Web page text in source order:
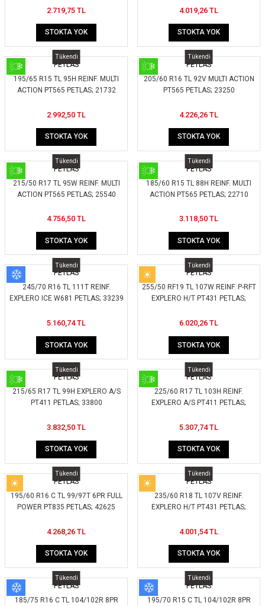
Çelik Jantlar
2.719,75 TL
STOKTA YOK
4.019,26 TL
STOKTA YOK
Tükendi
PETLAS
195/65 R15 TL 95H REINF. MULTI
ACTION PT565 PETLAS; 21732
2.992,50 TL
STOKTA YOK
Tükendi
PETLAS
205/60 R16 TL 92V MULTI ACTION
PT565 PETLAS; 23250
4.226,26 TL
STOKTA YOK
Tükendi
PETLAS
215/50 R17 TL 95W REINF. MULTI
ACTION PT565 PETLAS; 25540
4.756,50 TL
STOKTA YOK
Tükendi
PETLAS
185/60 R15 TL 88H REINF. MULTI
ACTION PT565 PETLAS; 22710
3.118,50 TL
STOKTA YOK
Tükendi
PETLAS
245/70 R16 TL 111T REINF.
EXPLERO ICE W681 PETLAS; 33239
5.160,74 TL
STOKTA YOK
Tükendi
PETLAS
255/50 RF19 TL 107W REINF. P-RFT
EXPLERO H/T PT431 PETLAS;
6.020,26 TL
STOKTA YOK
Tükendi
PETLAS
215/65 R17 TL 99H EXPLERO A/S
PT411 PETLAS; 33800
3.832,50 TL
STOKTA YOK
Tükendi
PETLAS
225/60 R17 TL 103H REINF.
EXPLERO A/S PT411 PETLAS;
5.307,74 TL
STOKTA YOK
Tükendi
PETLAS
195/60 R16 C TL 99/97T 6PR FULL
POWER PT835 PETLAS; 42625
4.268,26 TL
STOKTA YOK
Tükendi
PETLAS
235/60 R18 TL 107V REINF.
EXPLERO H/T PT431 PETLAS;
4.001,54 TL
STOKTA YOK
Tükendi
PETLAS
185/75 R16 C TL 104/102R 8PR
Tükendi
PETLAS
195/70 R15 C TL 104/102R 8PR